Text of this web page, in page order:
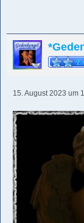
15. August 2023 um